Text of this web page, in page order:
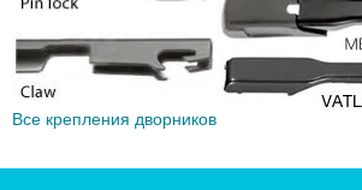
Все крепления дворников